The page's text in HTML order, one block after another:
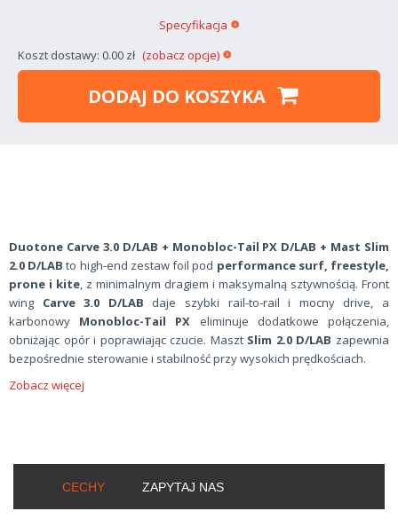
Koszt dostawy: 0.00 zł (zobacz opcje)
Specyfikacja
DODAJ DO KOSZYKA
Duotone Carve 3.0 D/LAB + Monobloc-Tail PX D/LAB + Mast Slim
2.0 D/LAB to high-end zestaw foil pod performance surf, freestyle,
prone i kite, z minimalnym dragiem i maksymalną sztywnością. Front
wing Carve 3.0 D/LAB daje szybki rail-to-rail i mocny drive, a
karbonowy Monobloc-Tail PX eliminuje dodatkowe połączenia,
obniżając opór i poprawiając czucie. Maszt Slim 2.0 D/LAB zapewnia
bezpośrednie sterowanie i stabilność przy wysokich prędkościach.
Zobacz więcej
CECHY ZAPYTAJ NAS